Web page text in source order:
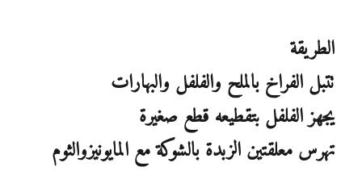
الطريقة
تتبل الفراخ بالملح والفلفل والبهارات
يجهز الفلفل بتقطيعه قطع صغيرة
تهرس معلقتين الزبدة بالشوكة مع المايونيزوالثوم